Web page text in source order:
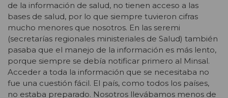
de la información de salud, no tienen acceso a las
bases de salud, por lo que siempre tuvieron cifras
mucho menores que nosotros. En las seremi
(secretarías regionales ministeriales de Salud) también
pasaba que el manejo de la información es más lento,
porque siempre se debía notificar primero al Minsal.
Acceder a toda la información que se necesitaba no
fue una cuestión fácil. El país, como todos los países,
no estaba preparado. Nosotros llevábamos menos de